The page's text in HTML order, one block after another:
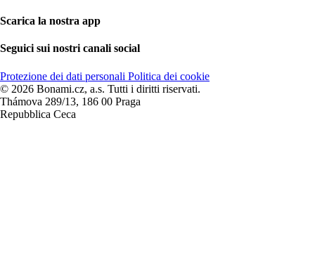
Scarica la nostra app
Seguici sui nostri canali social
Protezione dei dati personali Politica dei cookie
© 2026 Bonami.cz, a.s. Tutti i diritti riservati.
Thámova 289/13, 186 00 Praga
Repubblica Ceca